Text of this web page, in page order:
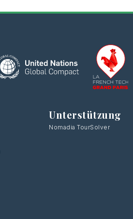
Unterstützung
Nomadia TourSolver